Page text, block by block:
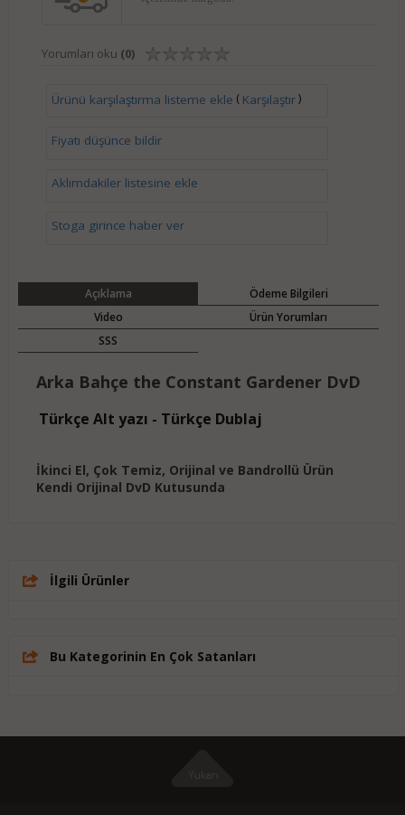
Yorumları oku (0)
Ürünü karşılaştırma listeme ekle ( Karşılaştır)
Fiyatı düşünce bildir
Aklımdakiler listesine ekle
Stoga girince haber ver
Açıklama
Ödeme Bilgileri
Video
Ürün Yorumları
SSS
Arka Bahçe the Constant Gardener DvD
Türkçe Alt yazı - Türkçe Dublaj
İkinci El, Çok Temiz, Orijinal ve Bandrollü Ürün
Kendi Orijinal DvD Kutusunda
İlgili Ürünler
Bu Kategorinin En Çok Satanları